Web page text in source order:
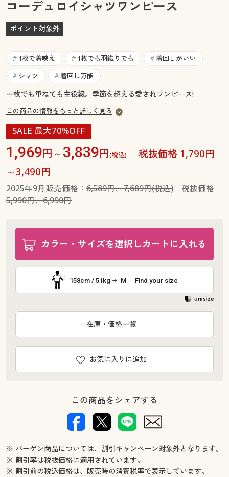
閲覧履歴
お気に入り
サポート
よくある質問とお問い合わせ
ご利用ガイド
よくある質問とお問い合わせ
コーデュロイシャツワンピース
ポイント対象外
# 1枚で着映え # 1枚でも羽織りでも # 着回しがいい
# シャツ # 着回し万能
一枚でも重ねても主役級。季節を超える愛されワンピース!
この商品の情報をもっと詳しく見る
SALE 最大70%OFF
1,969円～3,839円(税込)
税抜価格 1,790円
～3,490円
2025年9月販売価格： 6,589円、7,689円(税込)税抜価格
5,990円、6,990円
カラー・サイズを選択しカートに入れる
158cm / 51kg M Find your size
お気に入りに追加
在庫・価格一覧
この商品をシェアする
※ バーゲン商品については、割引キャンペーン対象外となります。
※ 割引率は税抜価格に適用されています。
※ 割引前の税込価格は、販売時の消費税率で表示しています。